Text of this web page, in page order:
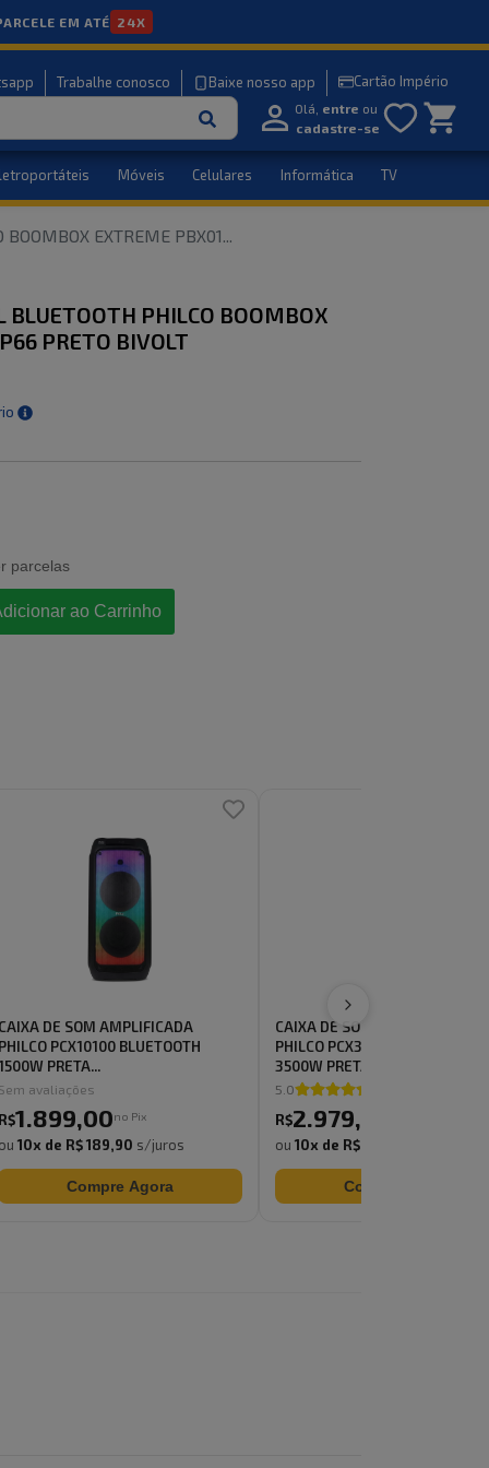
EM ATÉ 24X
Trabalhe conosco Baixe nosso app Cartão Império
Olá, entre ou
cadastre-se
Móveis Celulares Informática TV
BOOMBOX EXTREME PBX01
BLUETOOTH PHILCO BOOMBOX
PRETO BIVOLT
parcelas
ao Carrinho
CAIXA DE SOM AMPLIFICADA
PHILCO PCX10100 BLUETOOTH
PRETA...
Sem avaliações
R$1.899,00no Pix
ou 10x de R$ 189,90 s/juros
Compre Agora
CAIXA DE SOM AMPLIFICADA
PHILCO PCX35000 BLUETOOTH
3500W PRETA...
5.0
R$2.979,
ou 10x de R$ 297,90
Compre Agora